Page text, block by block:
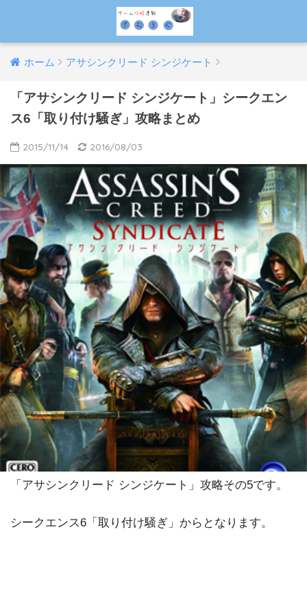
ホーム アサシンクリード シンジケート
「アサシンクリード シンジケート」シークエン
ス6「取り付け騒ぎ」攻略まとめ
2015/11/14 2016/08/03
「アサシンクリード シンジケート」攻略その5です。
シークエンス6「取り付け騒ぎ」からとなります。